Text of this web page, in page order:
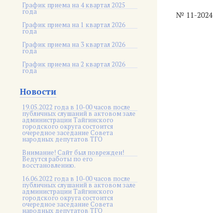
График приема на 4 квартал 2025
года
График приема на 1 квартал 2026
года
График приема на 3 квартал 2026
года
График приема на 2 квартал 2026
года
Новости
19.05.2022 года в 10-00 часов после
публичных слушаний в актовом зале
администрации Тайгинского
городского округа состоится
очередное заседание Совета
народных депутатов ТГО
Внимание! Сайт был поврежден!
Ведутся работы по его
восстановлению.
16.06.2022 года в 10-00 часов после
публичных слушаний в актовом зале
администрации Тайгинского
городского округа состоится
очередное заседание Совета
народных депутатов ТГО
№ 11-2024